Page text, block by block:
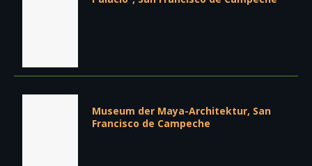
Museum der Maya-Architektur, San
Francisco de Campeche